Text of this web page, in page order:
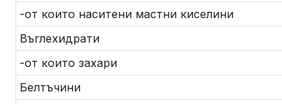
-от които наситени мастни киселини
Въглехидрати
-от които захари
Белтъчини